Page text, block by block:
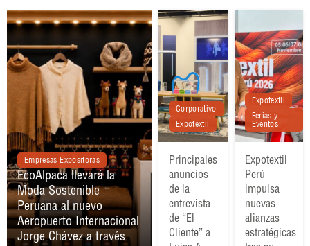
Expotextil Ferias y Eventos
Expotextil Perú impulsa
nuevas alianzas
estratégicas tras su
participación en Expo
Confecciones Textil e Hilado
La industria textil
peruana fortalece su
liderazgo exportador con
ventas que superan los
Corporativo
Expotextil
Principales
anuncios
de la
entrevista
de “El
Cliente” a
Expotextil
Ferias y
Eventos
Expotextil
Perú
impulsa
nuevas
alianzas
estratégicas